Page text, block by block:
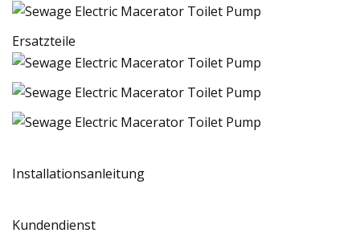
Ersatzteile
Installationsanleitung
Kundendienst